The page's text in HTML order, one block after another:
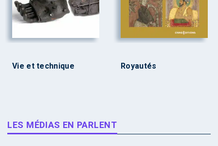
Vie et technique Royautés
LES MÉDIAS EN PARLENT